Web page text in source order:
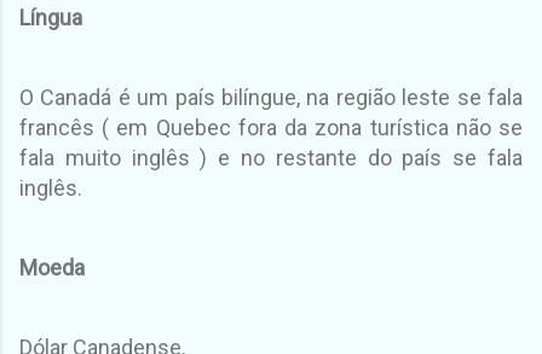
Língua
O Canadá é um país bilíngue, na região leste se fala
francês ( em Quebec fora da zona turística não se
fala muito inglês ) e no restante do país se fala
inglês.
Moeda
Dólar Canadense.